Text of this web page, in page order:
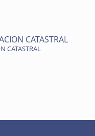
CATASTRAL
CATASTRAL